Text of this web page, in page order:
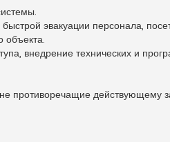
эвакуации персонала,
объекта.
внедрение технических и
противоречащие действующему